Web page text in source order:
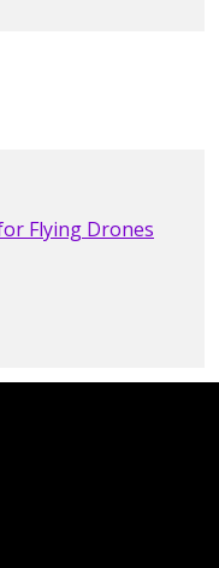
Flying Drones